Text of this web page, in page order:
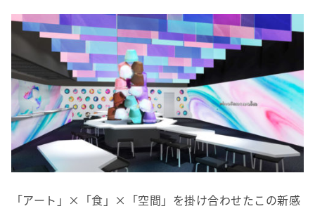
「アート」×「食」×「空間」を掛け合わせたこの新感